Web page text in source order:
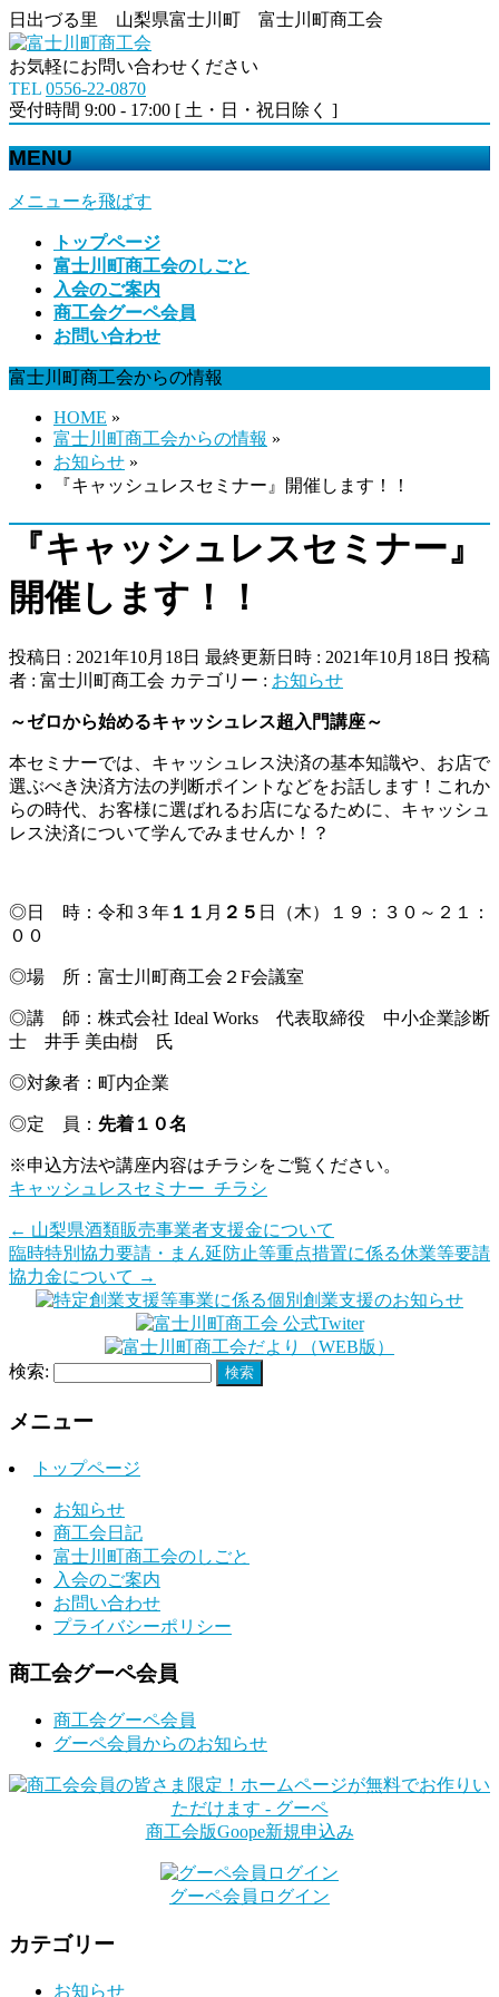
日出づる里 山梨県富士川町 富士川町商工会
お気軽にお問い合わせください
TEL 0556-22-0870
受付時間 9:00 - 17:00 [ 土・日・祝日除く ]
MENU
メニューを飛ばす
トップページ
富士川町商工会のしごと
入会のご案内
商工会グーペ会員
お問い合わせ
富士川町商工会からの情報
HOME »
富士川町商工会からの情報 »
お知らせ »
『キャッシュレスセミナー』開催します！！
『キャッシュレスセミナー』
開催します！！
投稿日 : 2021年10月18日 最終更新日時 : 2021年10月18日 投稿
者 : 富士川町商工会 カテゴリー : お知らせ
～ゼロから始めるキャッシュレス超入門講座～
本セミナーでは、キャッシュレス決済の基本知識や、お店で
選ぶべき決済方法の判断ポイントなどをお話します！これか
らの時代、お客様に選ばれるお店になるために、キャッシュ
レス決済について学んでみませんか！？
◎日 時：令和３年 １１ 月 ２５ 日（木）１９：３０～２１：
００
◎場 所：富士川町商工会２F会議室
◎講 師：株式会社 Ideal Works 代表取締役 中小企業診断
士 井手 美由樹 氏
◎対象者：町内企業
◎定 員： 先着 １０名
※申込方法や講座内容はチラシをご覧ください。
キャッシュレスセミナー_チラシ
← 山梨県酒類販売事業者支援金について
臨時特別協力要請・まん延防止等重点措置に係る休業等要請
協力金について →
検索:
メニュー
トップページ
お知らせ
商工会日記
富士川町商工会のしごと
入会のご案内
お問い合わせ
プライバシーポリシー
商工会グーペ会員
商工会グーペ会員
グーペ会員からのお知らせ
商工会版Goope新規申込み
グーペ会員ログイン
カテゴリー
お知らせ